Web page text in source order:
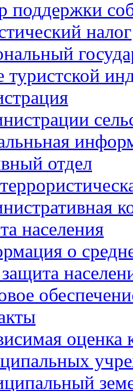
поддержки
налог
туристской
отдел
населения
о
оценка